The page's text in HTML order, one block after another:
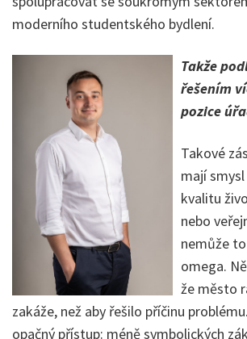
moderního studentského bydlení.
Takže
řešením
pozice
Takové
mají
kvalitu
nebo
nemůže
omega.
že město
zakáže, než aby řešilo příčinu
opačný přístup: méně symbolických